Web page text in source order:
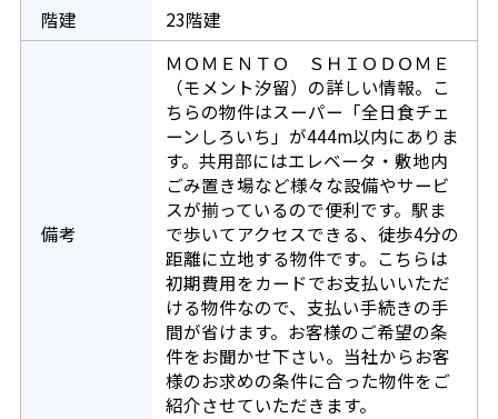
階建
23階建
備考
ＭＯＭＥＮＴＯ ＳＨＩＯＤＯＭＥ
（モメント汐留）の詳しい情報。こ
ちらの物件はスーパー「全日食チェ
ーンしろいち」が444m以内にありま
す。共用部にはエレベータ・敷地内
ごみ置き場など様々な設備やサービ
スが揃っているので便利です。駅ま
で歩いてアクセスできる、徒歩4分の
距離に立地する物件です。こちらは
初期費用をカードでお支払いいただ
ける物件なので、支払い手続きの手
間が省けます。お客様のご希望の条
件をお聞かせ下さい。当社からお客
様のお求めの条件に合った物件をご
紹介させていただきます。